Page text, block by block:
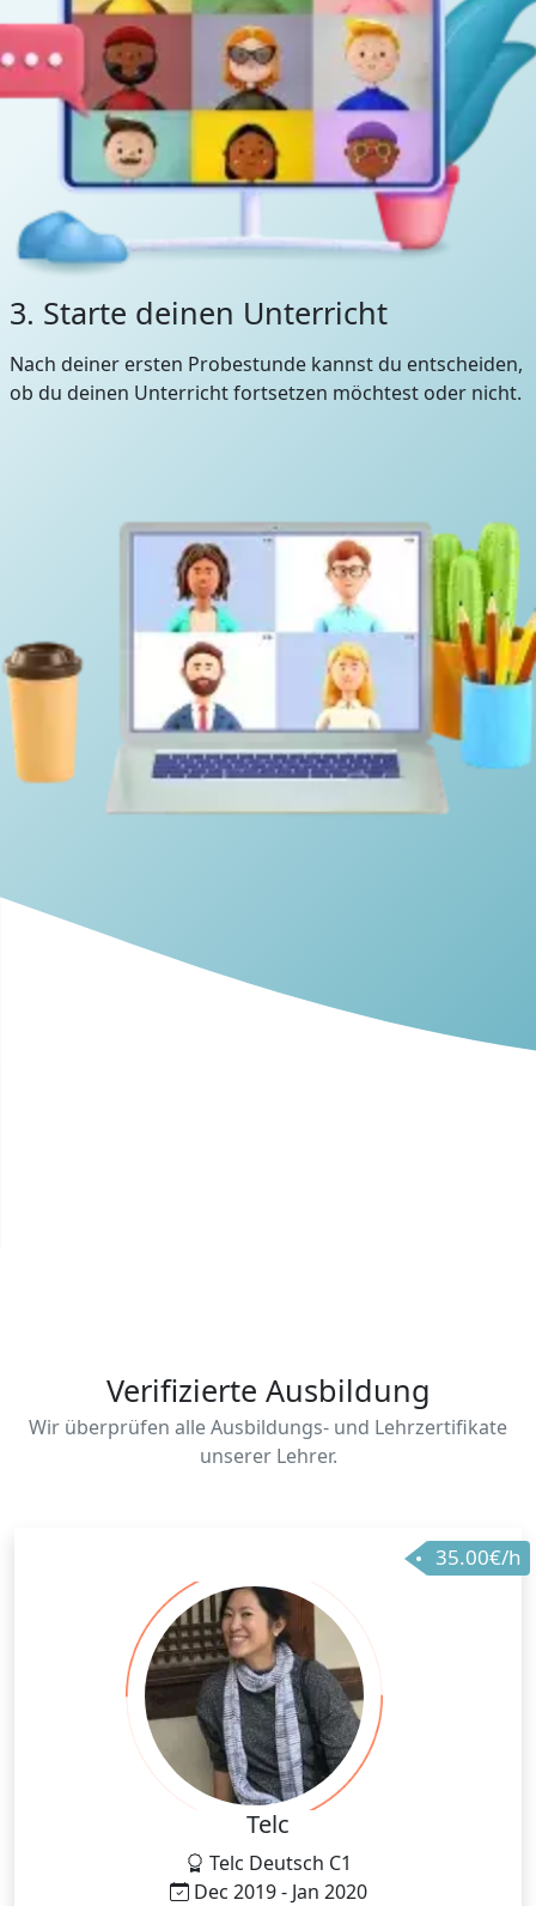
3. Starte deinen Unterricht
Nach deiner ersten Probestunde kannst du entscheiden,
ob du deinen Unterricht fortsetzen möchtest oder nicht.
Verifizierte Ausbildung
Wir überprüfen alle Ausbildungs- und Lehrzertifikate
unserer Lehrer.
35.00€/h
Telc
Telc Deutsch C1
Dec 2019 - Jan 2020